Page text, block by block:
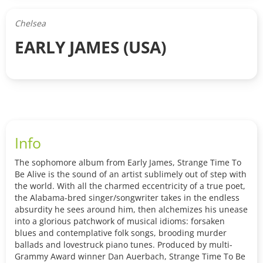
Chelsea
EARLY JAMES (USA)
Info
The sophomore album from Early James, Strange Time To
Be Alive is the sound of an artist sublimely out of step with
the world. With all the charmed eccentricity of a true poet,
the Alabama-bred singer/songwriter takes in the endless
absurdity he sees around him, then alchemizes his unease
into a glorious patchwork of musical idioms: forsaken
blues and contemplative folk songs, brooding murder
ballads and lovestruck piano tunes. Produced by multi-
Grammy Award winner Dan Auerbach, Strange Time To Be